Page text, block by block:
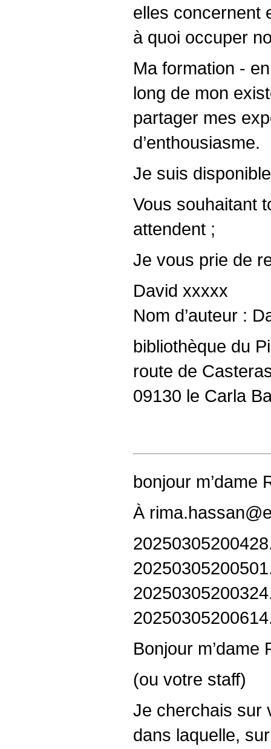
elles concernent
à quoi occuper
Ma formation -
long de mon
partager mes
d’enthousiasme.
Je suis
Vous souhaitant
attendent ;
Je vous prie de
David xxxxx
Nom d’auteur :
bibliothèque du
route de
09130 le Carla
bonjour m’dame
À
Bonjour m’dame
(ou votre staff)
Je cherchais sur
dans laquelle,